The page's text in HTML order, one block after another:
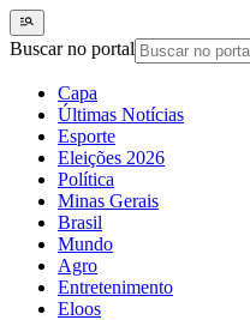
Buscar no portal
Capa
Últimas Notícias
Esporte
Eleições 2026
Política
Minas Gerais
Brasil
Mundo
Agro
Entretenimento
Eloos